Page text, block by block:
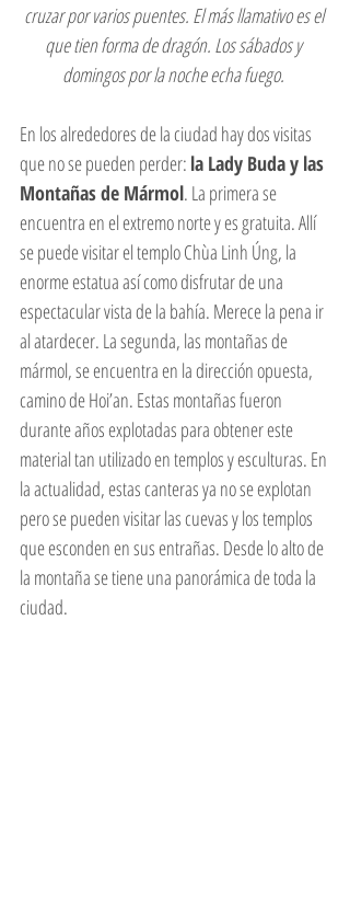
cruzar por varios puentes. El más llamativo es el
que tien forma de dragón. Los sábados y
domingos por la noche echa fuego.
En los alrededores de la ciudad hay dos visitas
que no se pueden perder: la Lady Buda y las
Montañas de Mármol. La primera se
encuentra en el extremo norte y es gratuita. Allí
se puede visitar el templo Chùa Linh Úng, la
enorme estatua así como disfrutar de una
espectacular vista de la bahía. Merece la pena ir
al atardecer. La segunda, las montañas de
mármol, se encuentra en la dirección opuesta,
camino de Hoi’an. Estas montañas fueron
durante años explotadas para obtener este
material tan utilizado en templos y esculturas. En
la actualidad, estas canteras ya no se explotan
pero se pueden visitar las cuevas y los templos
que esconden en sus entrañas. Desde lo alto de
la montaña se tiene una panorámica de toda la
ciudad.